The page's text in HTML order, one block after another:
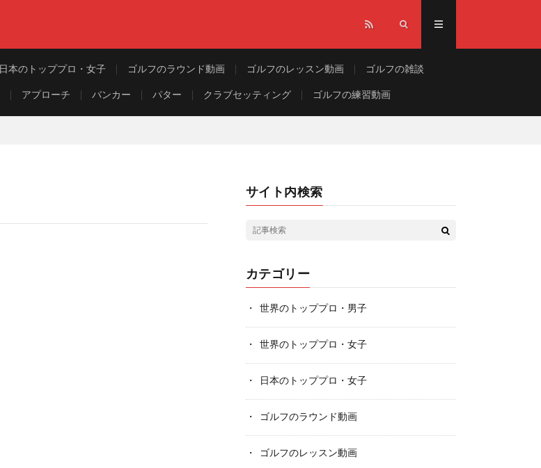
日本のトッププロ・女子 ゴルフのラウンド動画 ゴルフのレッスン動画 ゴルフの雑談
アプローチ バンカー パター クラブセッティング ゴルフの練習動画
サイト内検索
カテゴリー
世界のトッププロ・男子
世界のトッププロ・女子
日本のトッププロ・女子
ゴルフのラウンド動画
ゴルフのレッスン動画